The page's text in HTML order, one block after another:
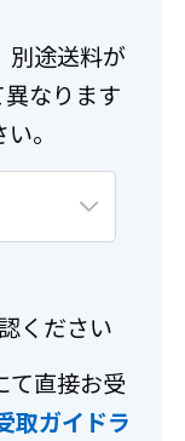
別途送料が
なります
。
ください
て直接お受
取ガイドラ